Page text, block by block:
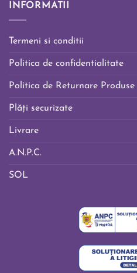
INFORMATII
Termeni si conditii
Politica de confidentialitate
Politica de Returnare Produse
Plăți securizate
Livrare
A.N.P.C.
SOL